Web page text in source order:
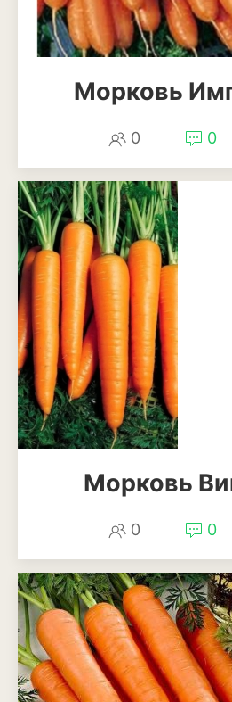
Редька
Репа
Томат
Тыква
Цветная капуста
Чеснок
Шпинат
Плодовые деревья и
кустарники
Абрикосы
Апельсины
Барбарис
Вишня
Гранат
Морковь
0 0
Морковь
0 0